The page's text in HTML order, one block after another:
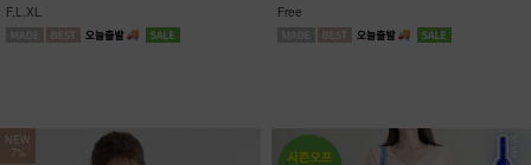
F,L,XL
Free
NEW
7%